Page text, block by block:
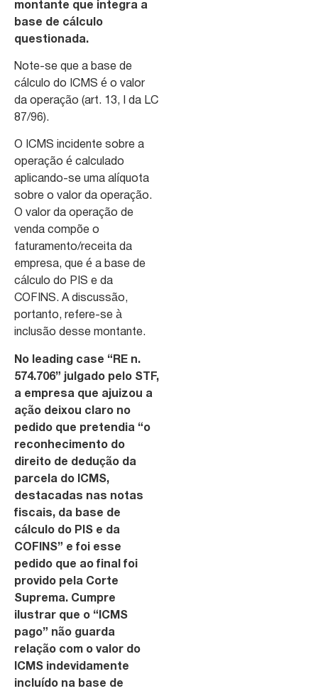
montante que integra a
base de cálculo
questionada.
Note-se que a base de
cálculo do ICMS é o valor
da operação (art. 13, I da LC
87/96).
O ICMS incidente sobre a
operação é calculado
aplicando-se uma alíquota
sobre o valor da operação.
O valor da operação de
venda compõe o
faturamento/receita da
empresa, que é a base de
cálculo do PIS e da
COFINS. A discussão,
portanto, refere-se à
inclusão desse montante.
No leading case “RE n.
574.706” julgado pelo STF,
a empresa que ajuizou a
ação deixou claro no
pedido que pretendia “o
reconhecimento do
direito de dedução da
parcela do ICMS,
destacadas nas notas
fiscais, da base de
cálculo do PIS e da
COFINS” e foi esse
pedido que ao final foi
provido pela Corte
Suprema. Cumpre
ilustrar que o “ICMS
pago” não guarda
relação com o valor do
ICMS indevidamente
incluído na base de